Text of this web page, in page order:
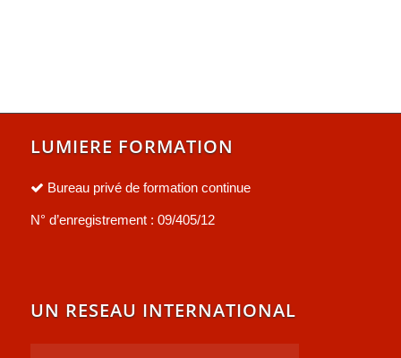
LUMIERE FORMATION
Bureau privé de formation continue
N° d’enregistrement : 09/405/12
UN RESEAU INTERNATIONAL